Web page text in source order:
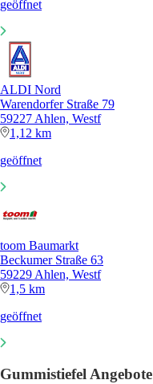
geöffnet
ALDI Nord
Warendorfer Straße 79
59227 Ahlen, Westf
1,12 km
geöffnet
toom Baumarkt
Beckumer Straße 63
59229 Ahlen, Westf
1,5 km
geöffnet
Gummistiefel